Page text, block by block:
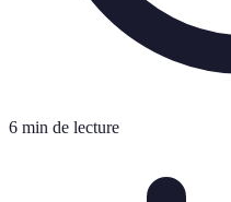
6 min de lecture